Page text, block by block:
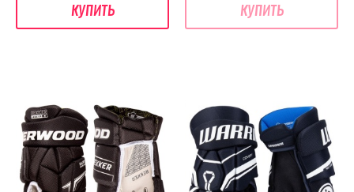
купить купить